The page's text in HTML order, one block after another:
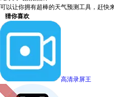
可以让你拥有超棒的天气预测工具，赶快
猜你喜欢
高清录屏王